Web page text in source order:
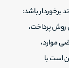
برخوردار باشد:
روش پرداخت،
موارد،
است با